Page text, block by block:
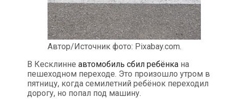
Автор/Источник фото: Pixabay.com.
В Кесклинне автомобиль сбил ребёнка на
пешеходном переходе. Это произошло утром в
пятницу, когда семилетний ребёнок переходил
дорогу, но попал под машину.